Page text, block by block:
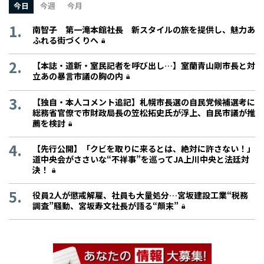
今日 今週 今月
南智子 第一滝本館社長 新スタイルの旅を提供し、魅力あ
ふれる街づくりへ
【本誌・道新・室民記者を呼び出し…】室蘭青山剛市長と対
立あの暴言市議の胸の内
【独自・本人コメント追記】札幌市長選の自民党候補選考に
総務省官僚で市財政局長の笠松拓史氏が浮上、自民市議が推
薦を検討
【先行公開】「クビを取りに来るとは、絶対に許さない！」
道中央会がささいな“不祥事”を巡ってJA上川中央と法廷対
決！
役員2人が懲戒解雇、社員も大量処分…宮坂建設工業“税務
調査”騒動、宮坂寿文社長が語る“顛末”